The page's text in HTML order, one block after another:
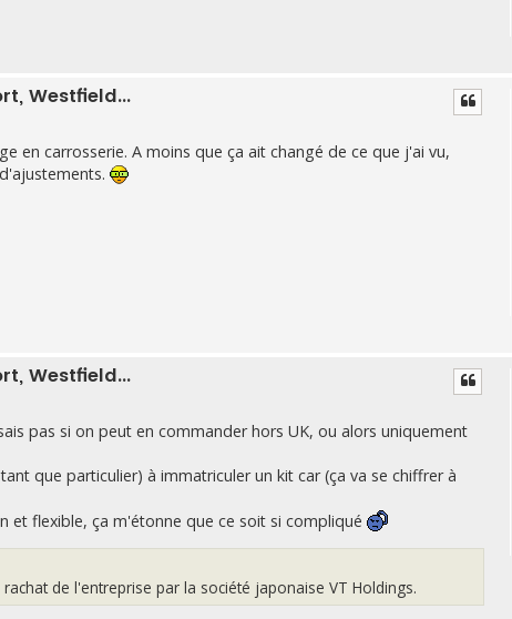
Westfield...
en carrosserie. A moins que ça ait changé de ce que j'ai vu,
Westfield...
pas si on peut en commander hors UK, ou alors uniquement
que particulier) à immatriculer un kit car (ça va se chiffrer à
et flexible, ça m'étonne que ce soit si compliqué
de l'entreprise par la société japonaise VT Holdings.